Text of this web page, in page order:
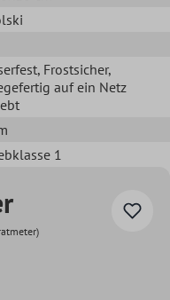
, Frostsicher,
auf ein Netz
1